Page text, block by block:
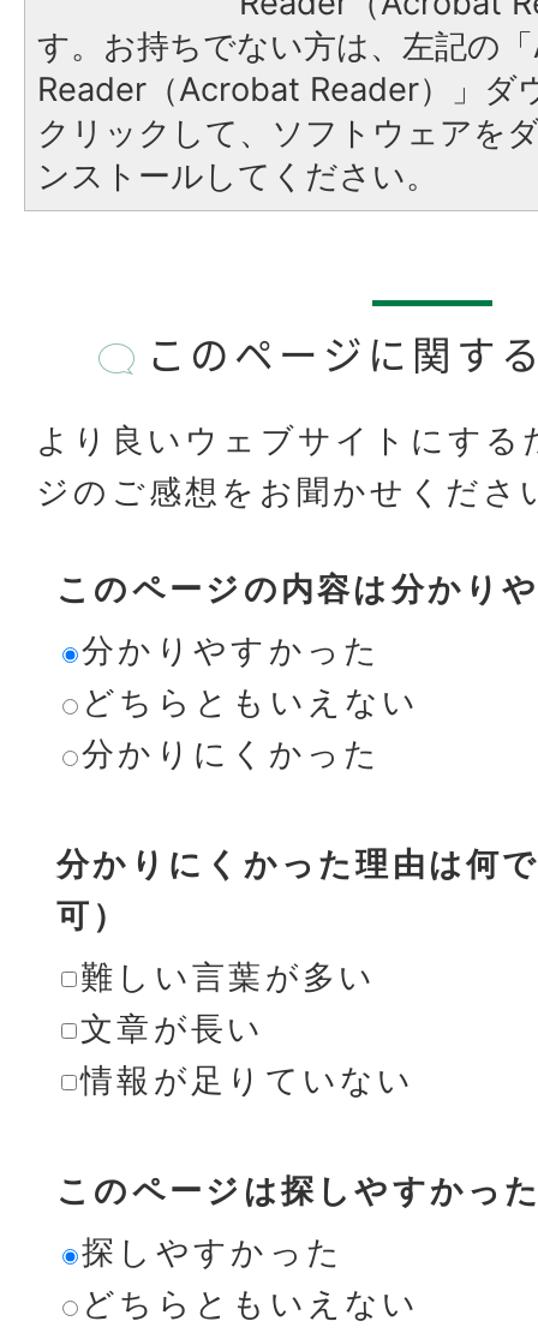
す。お持ちでない方は、左記の
Reader（Acrobat Reader）」ダ
クリックして、ソフトウェアを
ンストールしてください。
このページに関す
より良いウェブサイトにする
ジのご感想をお聞かせくださ
このページの内容は分かり
分かりやすかった
どちらともいえない
分かりにくかった
分かりにくかった理由は何
可）
難しい言葉が多い
文章が長い
情報が足りていない
このページは探しやすかっ
探しやすかった
どちらともいえない